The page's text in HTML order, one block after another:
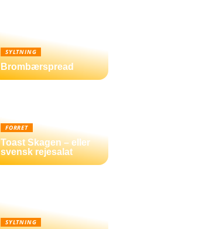
SYLTNING
Brombærspread
FORRET
Toast Skagen – eller
svensk rejesalat
SYLTNING